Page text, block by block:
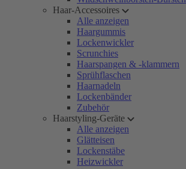
Haar-Accessoires
Alle anzeigen
Haargummis
Lockenwickler
Scrunchies
Haarspangen & -klammern
Sprühflaschen
Haarnadeln
Lockenbänder
Zubehör
Haarstyling-Geräte
Alle anzeigen
Glätteisen
Lockenstäbe
Heizwickler